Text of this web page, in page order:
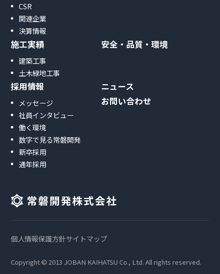
CSR
関連企業
決算情報
施工実績
建築工事
土木緑地工事
安全・品質・環境
採用情報
メッセージ
社員インタビュー
働く環境
数字で見る常磐開発
新卒採用
通年採用
ニュース
お問い合わせ
個人情報保護方針サイトマップ
Copyright © 2013 JOBAN KAIHATSU Co., Ltd. All rights reserved.